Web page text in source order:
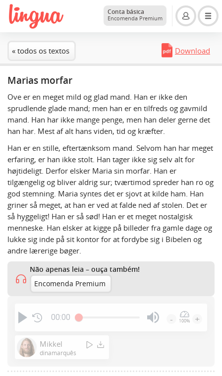
Conta básica
Encomenda Premium
« todos os textos Download
Marias morfar
Ove er en meget mild og glad mand. Han er ikke den
sprudlende glade mand; men han er en tilfreds og gavmild
mand. Han har ikke mange penge, men han deler gerne det
han har. Mest af alt hans viden, tid og kræfter.
Han er en stille, eftertænksom mand. Selvom han har meget
erfaring, er han ikke stolt. Han tager ikke sig selv alt for
højtideligt. Derfor elsker Maria sin morfar. Han er
tilgængelig og bliver aldrig sur; tværtimod spreder han ro og
god stemning. Maria syntes det er sjovt at kilde ham. Han
griner så meget, at han er ved at falde ned af stolen. Det er
så hyggeligt! Han er så sød! Han er et meget nostalgisk
menneske. Han elsker at kigge på billeder fra gamle dage og
lukke sig inde på sit kontor for at fordybe sig i Bibelen og
andre lærerige bøger.
Não apenas leia – ouça também!
Encomenda Premium
00:00 - 100% +
Mikkel
dinamarquês